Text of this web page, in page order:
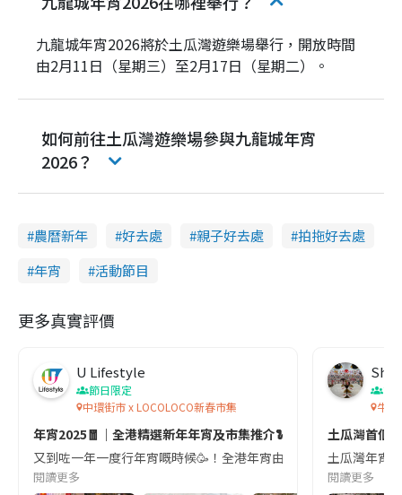
九龍城年宵2026將於土瓜灣遊樂場舉行，開放時間
由2月11日（星期三）至2月17日（星期二）。
如何前往土瓜灣遊樂場參與九龍城年宵
2026？
農曆新年 好去處 親子好去處
拍拖好去處
年宵
活動節目
更多真實評價
U Lifestyle
節日限定
中環街市 x LOCOLOCO新春市集
年宵2025🧧｜全港精選新年年宵及市集推介🐍
又到咗一年一度行年宵嘅時候🥳！全港年宵由今日起(1月23日)
閱讀更多
Shan
節
牛棚
土瓜灣首個
土瓜灣年宵
閱讀更多